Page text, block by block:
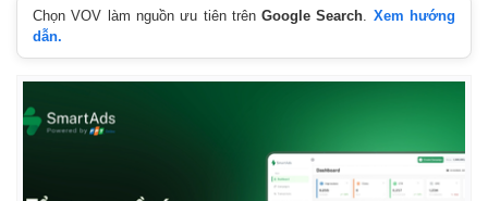
Chọn VOV làm nguồn ưu tiên trênGoogle Search
Xem hướng
dẫn.